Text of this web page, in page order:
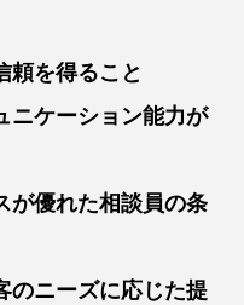
頼を得ること
ニケーション能力が
が優れた相談員の条
のニーズに応じた提